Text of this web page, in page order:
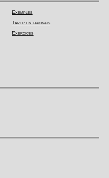
Exemples
Taper en japonais
Exercices